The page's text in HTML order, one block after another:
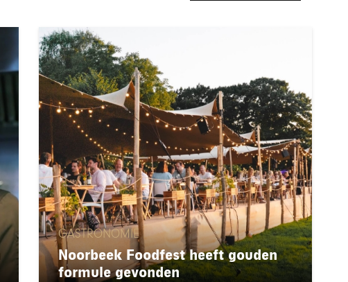
GASTRONOMIE
Noorbeek Foodfest heeft gouden
formule gevonden